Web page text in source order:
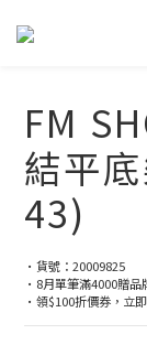
FM
結平
43)
•貨號：20009825
•8月單筆滿4000贈品
•領$100折價券，立